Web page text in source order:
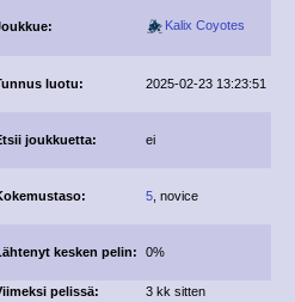
Kalix Coyotes
luotu: 2025-02-23 13:23:51
joukkuetta: ei
5 , novice
kesken pelin: 0%
pelissä:
3 kk sitten